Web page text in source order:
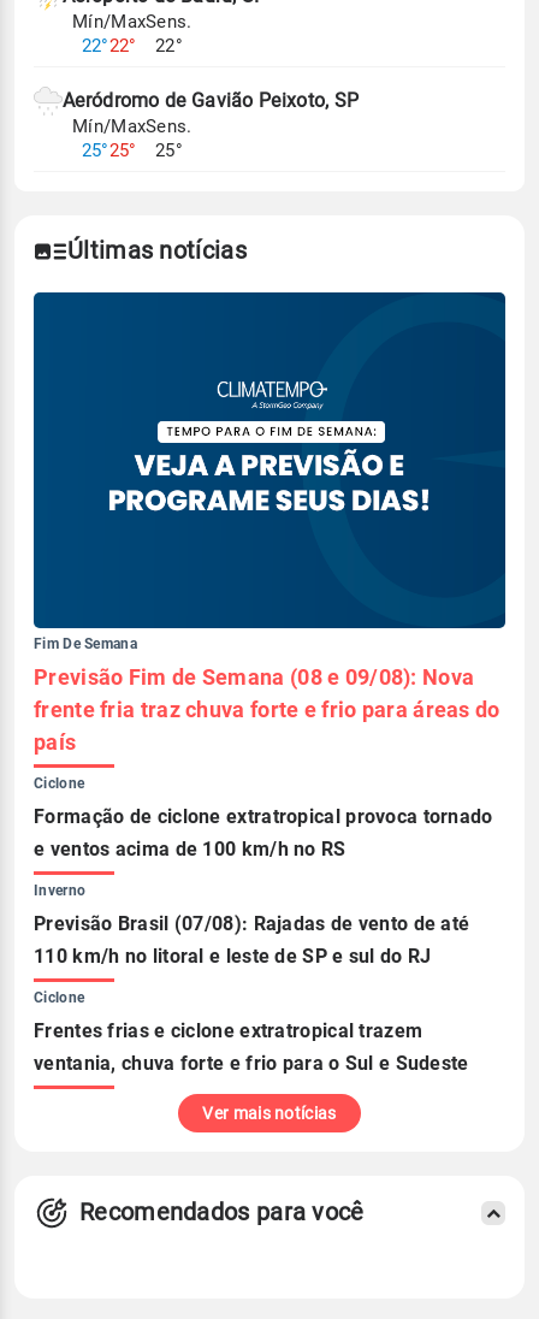
Mín/Max
22°22°
Sens.
22°
Aeródromo de Gavião Peixoto, SP
Mín/Max
25°25°
Sens.
25°
Últimas notícias
Fim De Semana
Previsão Fim de Semana (08 e 09/08): Nova
frente fria traz chuva forte e frio para áreas do
país
Ciclone
Formação de ciclone extratropical provoca tornado
e ventos acima de 100 km/h no RS
Inverno
Previsão Brasil (07/08): Rajadas de vento de até
110 km/h no litoral e leste de SP e sul do RJ
Ciclone
Frentes frias e ciclone extratropical trazem
ventania, chuva forte e frio para o Sul e Sudeste
Ver mais notícias
Recomendados para você